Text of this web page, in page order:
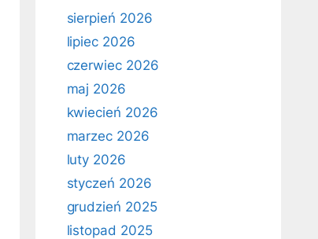
sierpień 2026
lipiec 2026
czerwiec 2026
maj 2026
kwiecień 2026
marzec 2026
luty 2026
styczeń 2026
grudzień 2025
listopad 2025